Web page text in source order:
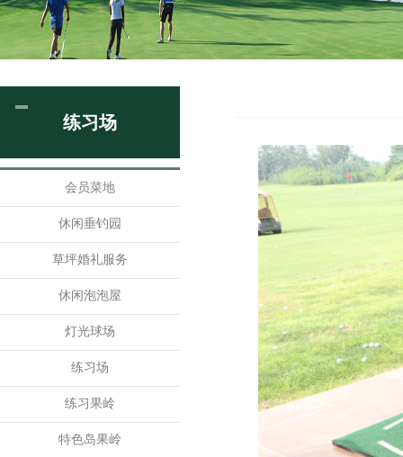
练习场
会员菜地
休闲垂钓园
草坪婚礼服务
休闲泡泡屋
灯光球场
练习场
练习果岭
特色岛果岭